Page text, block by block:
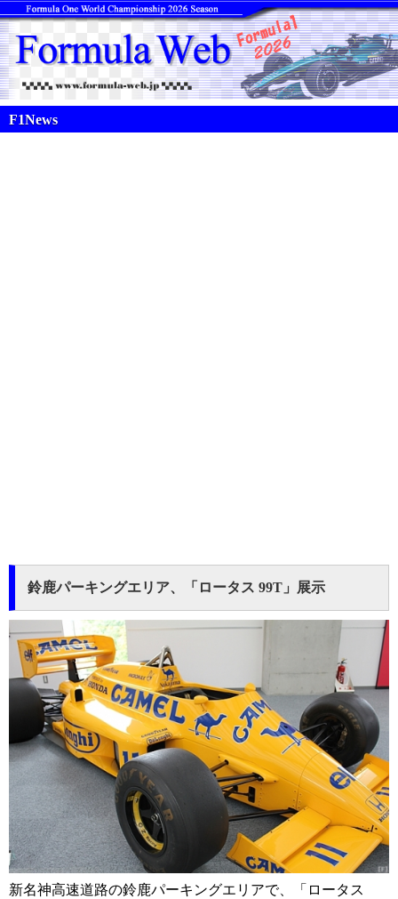
F1News
鈴鹿パーキングエリア、「ロータス 99T」展示
新名神高速道路の鈴鹿パーキングエリアで、「ロータス